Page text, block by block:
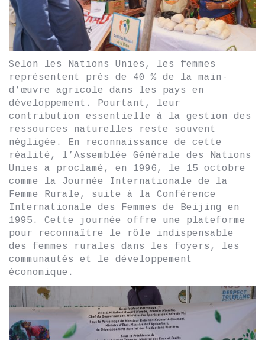
Selon les Nations Unies, les femmes
représentent près de 40 % de la main-
d’œuvre agricole dans les pays en
développement. Pourtant, leur
contribution essentielle à la gestion des
ressources naturelles reste souvent
négligée. En reconnaissance de cette
réalité, l’Assemblée Générale des Nations
Unies a proclamé, en 1996, le 15 octobre
comme la Journée Internationale de la
Femme Rurale, suite à la Conférence
Internationale des Femmes de Beijing en
1995. Cette journée offre une plateforme
pour reconnaître le rôle indispensable
des femmes rurales dans les foyers, les
communautés et le développement
économique.